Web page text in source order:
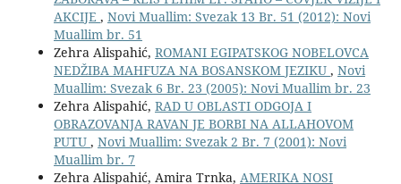
AKCIJE , Novi Muallim: Svezak 13 Br. 51 (2012): Novi
Muallim br. 51
Zehra Alispahić, ROMANI EGIPATSKOG NOBELOVCA
NEDŽIBA MAHFUZA NA BOSANSKOM JEZIKU , Novi
Muallim: Svezak 6 Br. 23 (2005): Novi Muallim br. 23
Zehra Alispahić, RAD U OBLASTI ODGOJA I
OBRAZOVANJA RAVAN JE BORBI NA ALLAHOVOM
PUTU , Novi Muallim: Svezak 2 Br. 7 (2001): Novi
Muallim br. 7
Zehra Alispahić, Amira Trnka, AMERIKA NOSI